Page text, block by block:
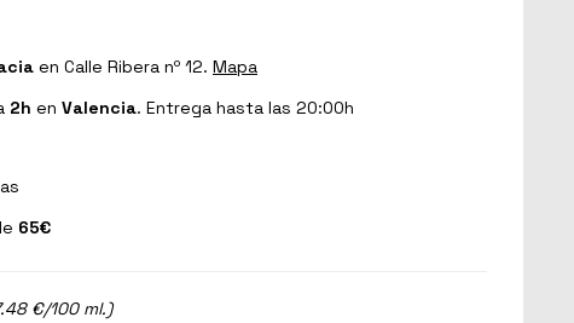
en Calle Ribera nº 12. Mapa
2h en Valencia. Entrega hasta las 20:00h
65€
€/100 ml.)